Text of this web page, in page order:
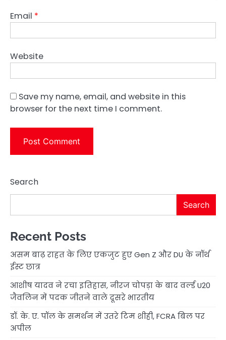
Email *
Website
Save my name, email, and website in this
browser for the next time I comment.
Search
Search
Recent Posts
असम बाढ़ राहत के लिए एकजुट हुए Gen Z और DU के नॉर्थ
ईस्ट छात्र
आशीष यादव ने रचा इतिहास, नीरज चोपड़ा के बाद वर्ल्ड U20
जैवलिन में पदक जीतने वाले दूसरे भारतीय
डॉ. के. ए. पॉल के समर्थन में उतरे टिम शीही, FCRA बिल पर
अपील